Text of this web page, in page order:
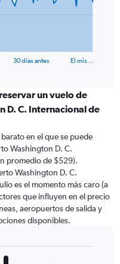
30 días antes El mis…
un vuelo de
D. C. Internacional de
en el que se puede
Washington D. C.
promedio de $529).
Washington D. C.
es el momento más caro (a
que influyen en el precio
aeropuertos de salida y
disponibles.